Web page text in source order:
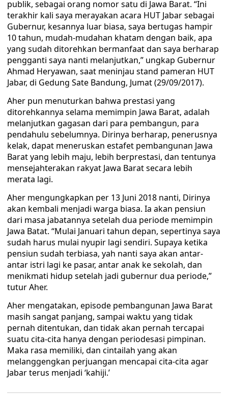
publik, sebagai orang nomor satu di Jawa Barat. “Ini
terakhir kali saya merayakan acara HUT Jabar sebagai
Gubernur, kesannya luar biasa, saya bertugas hampir
10 tahun, mudah-mudahan khatam dengan baik, apa
yang sudah ditorehkan bermanfaat dan saya berharap
pengganti saya nanti melanjutkan,” ungkap Gubernur
Ahmad Heryawan, saat meninjau stand pameran HUT
Jabar, di Gedung Sate Bandung, Jumat (29/09/2017).
Aher pun menuturkan bahwa prestasi yang
ditorehkannya selama memimpin Jawa Barat, adalah
melanjutkan gagasan dari para pembangun, para
pendahulu sebelumnya. Dirinya berharap, penerusnya
kelak, dapat meneruskan estafet pembangunan Jawa
Barat yang lebih maju, lebih berprestasi, dan tentunya
mensejahterakan rakyat Jawa Barat secara lebih
merata lagi.
Aher mengungkapkan per 13 Juni 2018 nanti, Dirinya
akan kembali menjadi warga biasa. Ia akan pensiun
dari masa jabatannya setelah dua periode memimpin
Jawa Batat. “Mulai Januari tahun depan, sepertinya saya
sudah harus mulai nyupir lagi sendiri. Supaya ketika
pensiun sudah terbiasa, yah nanti saya akan antar-
antar istri lagi ke pasar, antar anak ke sekolah, dan
menikmati hidup setelah jadi gubernur dua periode,”
tutur Aher.
Aher mengatakan, episode pembangunan Jawa Barat
masih sangat panjang, sampai waktu yang tidak
pernah ditentukan, dan tidak akan pernah tercapai
suatu cita-cita hanya dengan periodesasi pimpinan.
Maka rasa memiliki, dan cintailah yang akan
melanggengkan perjuangan mencapai cita-cita agar
Jabar terus menjadi ‘kahiji.’